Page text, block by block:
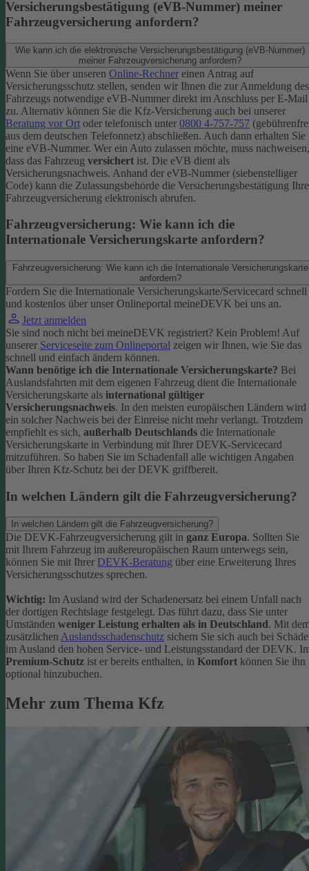
Versicherungsbestätigung (eVB-Nummer) meiner
Fahrzeugversicherung anfordern?
Wie kann ich die elektronische Versicherungsbestätigung (eVB-Nummer)
meiner Fahrzeugversicherung anfordern?
Wenn Sie über unseren Online-Rechner einen Antrag auf
Versicherungsschutz stellen, senden wir Ihnen die zur Anmeldung des
Fahrzeugs notwendige eVB-​Nummer direkt im Anschluss per E-Mail
zu. Alternativ können Sie die Kfz-​Versicherung auch bei unserer
Beratung vor Ort oder telefonisch unter 0800 4-​757-757
aus dem deutschen Telefonnetz) abschließen. Auch dann erhalten Sie
eine eVB-Nummer. Wer ein Auto zulassen möchte, muss nachweisen,
dass das Fahrzeug versichert ist. Die eVB dient als
Versicherungsnachweis. Anhand der eVB-Nummer (siebenstelliger
Code) kann die Zulassungsbehörde die Versicherungsbestätigung
Fahrzeugversicherung elektronisch abrufen.
Fahrzeugversicherung: Wie kann ich die
Internationale Versicherungskarte anfordern?
Fahrzeugversicherung: Wie kann ich die Internationale Versicherungskarte
anfordern?
Fordern Sie die Internationale Versicherungskarte/Servicecard schnell
und kostenlos über unser Onlineportal meineDEVK bei uns an.
Jetzt anmelden
Sie sind noch nicht bei meineDEVK registriert? Kein Problem! Auf
unserer Serviceseite zum Onlineportal zeigen wir Ihnen, wie Sie das
schnell und einfach ändern können.
Wann benötige ich die Internationale Versicherungskarte? Bei
Auslandsfahrten mit dem eigenen Fahrzeug dient die Internationale
Versicherungskarte als international gültiger
Versicherungsnachweis. In den meisten europäischen Ländern wird
ein solcher Nachweis bei der Einreise nicht mehr verlangt. Trotzdem
empfiehlt es sich, außerhalb Deutschlands die Internationale
Versicherungskarte in Verbindung mit Ihrer DEVK-Servicecard
mitzuführen. So haben Sie im Schadenfall alle wichtigen Angaben
über Ihren Kfz-Schutz bei der DEVK griffbereit.
In welchen Ländern gilt die Fahrzeugversicherung?
In welchen Ländern gilt die Fahrzeugversicherung?
Die DEVK-Fahrzeugversicherung gilt in ganz Europa. Sollten Sie
mit Ihrem Fahrzeug im außereuropäischen Raum unterwegs sein,
können Sie mit Ihrer DEVK-Beratung über eine Erweiterung Ihres
Versicherungsschutzes sprechen.
Wichtig: Im Ausland wird der Schadenersatz bei einem Unfall nach
der dortigen Rechtslage festgelegt. Das führt dazu, dass Sie unter
Umständen weniger Leistung erhalten als in Deutschland. Mit
zusätzlichenAuslandsschadenschutz sichern Sie sich auch bei
im Ausland den hohen Service- und Leistungsstandard der DEVK.
Premium-Schutz ist er bereits enthalten, in Komfort können Sie ihn
optional hinzubuchen.
Mehr zum Thema Kfz